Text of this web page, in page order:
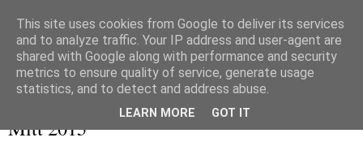
Mitt 2015
This site uses cookies from Google to deliver its services
and to analyze traffic. Your IP address and user-agent are
shared with Google along with performance and security
metrics to ensure quality of service, generate usage
statistics, and to detect and address abuse.
LEARN MORE GOT IT